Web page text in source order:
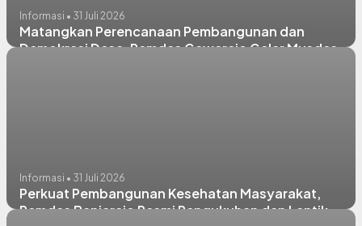
Informasi • 31 Juli 2026
Matangkan Perencanaan Pembangunan dan
Demokrasi Desa, Pemdes Gawerejo Gelar Musdes,
Informasi • 31 Juli 2026
Perkuat Pembangunan Kesehatan Masyarakat,
Pemdes Banjarejo Resmi Pengukuhan dan Lantik